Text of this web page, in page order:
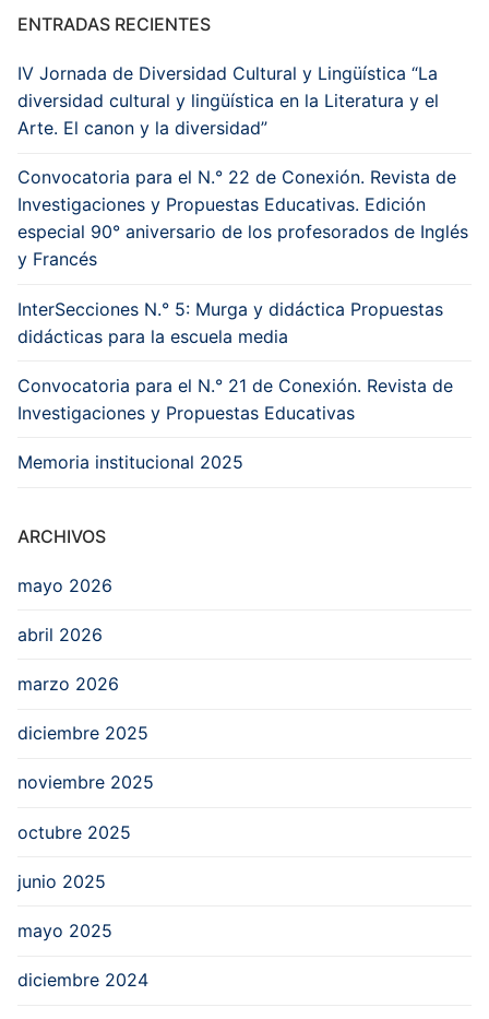
ENTRADAS RECIENTES
IV Jornada de Diversidad Cultural y Lingüística “La
diversidad cultural y lingüística en la Literatura y el
Arte. El canon y la diversidad”
Convocatoria para el N.° 22 de Conexión. Revista de
Investigaciones y Propuestas Educativas. Edición
especial 90° aniversario de los profesorados de Inglés
y Francés
InterSecciones N.° 5: Murga y didáctica Propuestas
didácticas para la escuela media
Convocatoria para el N.° 21 de Conexión. Revista de
Investigaciones y Propuestas Educativas
Memoria institucional 2025
ARCHIVOS
mayo 2026
abril 2026
marzo 2026
diciembre 2025
noviembre 2025
octubre 2025
junio 2025
mayo 2025
diciembre 2024